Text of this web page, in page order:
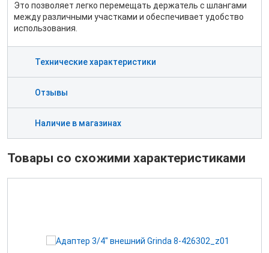
Это позволяет легко перемещать держатель с шлангами
между различными участками и обеспечивает удобство
использования.
Технические характеристики
Отзывы
Наличие в магазинах
Товары со схожими характеристиками